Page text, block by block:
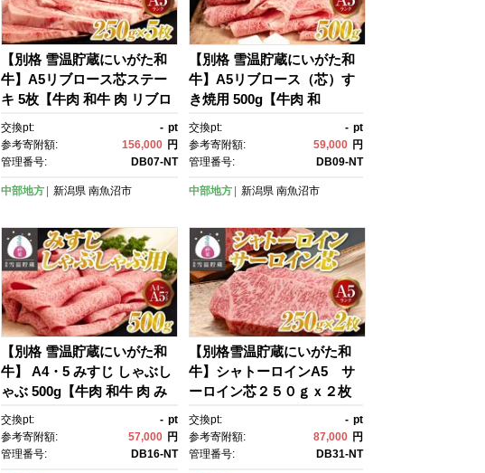
【別格 雪温貯蔵にいがた和
牛】A5リブロース芯ステー
キ 5枚【牛肉 和牛 肉 リブロ
ース リブロース芯 りぶろー
す ステーキ 国産牛 熟成 BB
Q 焼肉 高級 高級部位 ギフ
交換pt: - pt
参考寄附額:
156,000 円
管理番号:
DB07-NT
中部地方 新潟県 南魚沼市
【別格 雪温貯蔵にいがた和
牛】A5リブロース（芯）す
き焼用 500g【牛肉 和
牛 肉 リブロース リブロース
芯 りぶろーす すき焼き 国産
牛 熟成 BBQ 焼肉 高級 高級
ｇ】
交換pt: - pt
参考寄附額:
59,000 円
管理番号:
DB09-NT
中部地方 新潟県 南魚沼市
【別格 雪温貯蔵にいがた和
牛】 A4・5 みすじ しゃぶし
ゃぶ 500g【牛肉 和牛 肉 み
すじ ミスジ しゃぶしゃぶ 国
産牛 熟成 BBQ 焼肉 高級 ギ
フト A5 A4 冷凍 500ｇ 】
交換pt: - pt
参考寄附額:
57,000 円
管理番号:
DB16-NT
【別格雪温貯蔵にいがた和
牛】シャトーロインA5 サ
ーロイン芯２５０ｇｘ２枚
【牛肉 和牛 肉 シャトーロ
イン サーロイン 芯 さーろい
ん ステーキ 国産牛 熟成 高
交換pt: - pt
参考寄附額:
87,000 円
管理番号:
DB31-NT